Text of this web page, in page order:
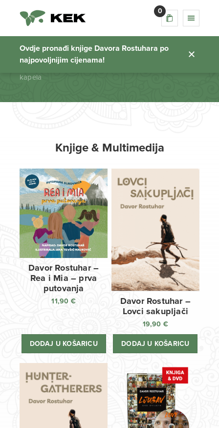
0
Ovdje pronađi knjige Davora Rostuhara po
najpovoljnijim cijenama!
kapela
Početna stranica
kapela
Knjige & Multimedija
Davor Rostuhar –
Rea i Mia – prva
putovanja
11,90 €
DODAJ U KOŠARICU
Davor Rostuhar –
Lovci sakupljači
19,90 €
DODAJ U KOŠARICU